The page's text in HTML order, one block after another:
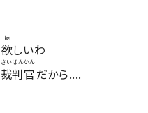
欲
ほ
しいわ
裁判官
さいばんかん
だから....